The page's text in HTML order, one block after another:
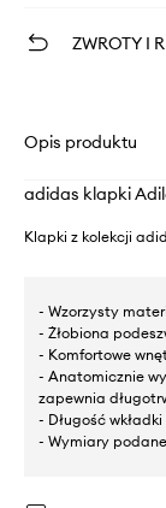
ZWROTY I
Opis produktu
adidas klapki
Klapki z kolekcji
- Wzorzysty
- Żłobiona
- Komfortowe
- Anatomicznie
zapewnia
- Długość
- Wymiary